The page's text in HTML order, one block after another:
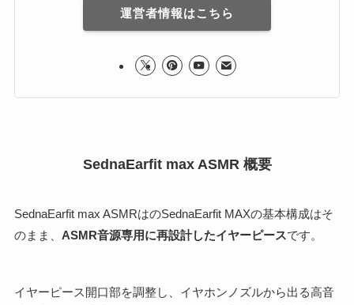
運営者情報はこちら
SednaEarfit max ASMR 概要
SednaEarfit max ASMRはのSednaEarfit MAXの基本構成はそ
のまま、 ASMR音源専用に再設計したイヤーピースです。
イヤーピース開口部を調整し、イヤホンノズルから出る高音